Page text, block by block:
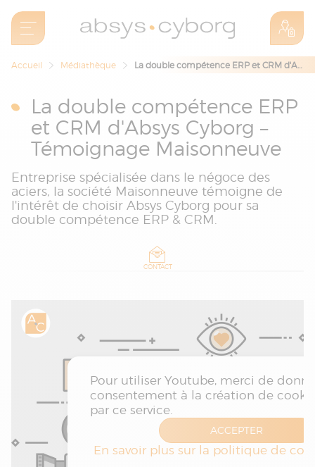
Accueil Médiathèque La double compétence ERP et CRM d'Absys Cyborg – Témoignage Maisonneuve
La double compétence ERP
et CRM d'Absys Cyborg –
Témoignage Maisonneuve
Entreprise spécialisée dans le négoce des
aciers, la société Maisonneuve témoigne de
l'intérêt de choisir Absys Cyborg pour sa
double compétence ERP & CRM.
CONTACT